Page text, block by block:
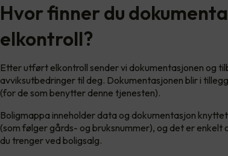
Hvor finner du
elkontroll?
Etter utført elkontroll sender vi dokumentasjonen og
avviksutbedringer til deg. Dokumentasjonen blir i
(for de som benytter denne tjenesten).
Boligmappa inneholder data og dokumentasjon
(som følger gårds- og bruksnummer), og det er enkelt
du trenger ved boligsalg.